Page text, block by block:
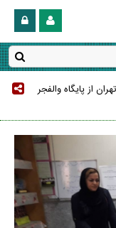
از پايگاه والفجر